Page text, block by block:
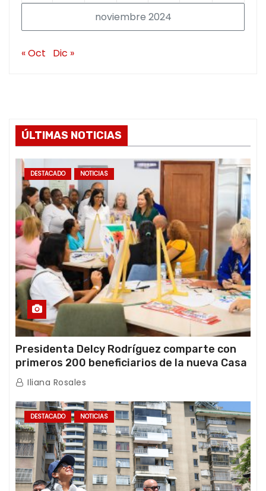
noviembre 2024
« Oct Dic »
ÚLTIMAS NOTICIAS
DESTACADO NOTICIAS
Presidenta Delcy Rodríguez comparte con
primeros 200 beneficiarios de la nueva Casa
de los Abuelos “La Primavera” en Caracas
Iliana Rosales
DESTACADO NOTICIAS